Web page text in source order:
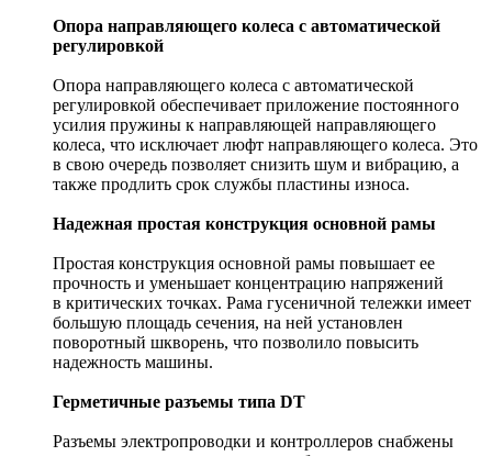
Опора направляющего колеса с автоматической
регулировкой
Опора направляющего колеса с автоматической
регулировкой обеспечивает приложение постоянного
усилия пружины к направляющей направляющего
колеса, что исключает люфт направляющего колеса. Это
в свою очередь позволяет снизить шум и вибрацию, а
также продлить срок службы пластины износа.
Надежная простая конструкция основной рамы
Простая конструкция основной рамы повышает ее
прочность и уменьшает концентрацию напряжений
в критических точках. Рама гусеничной тележки имеет
большую площадь сечения, на ней установлен
поворотный шкворень, что позволило повысить
надежность машины.
Герметичные разъемы типа DT
Разъемы электропроводки и контроллеров снабжены